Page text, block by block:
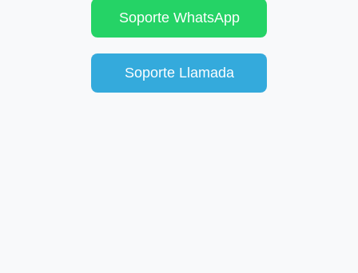
Soporte WhatsApp
Soporte Llamada